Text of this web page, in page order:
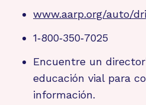
www.aarp.org/auto/
1‑800‑350‑7025
Encuentre un
educación vial para
información.